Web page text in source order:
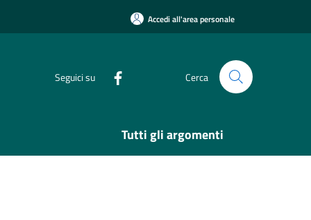
Accedi all'area personale
Seguici su Cerca
Tutti gli argomenti